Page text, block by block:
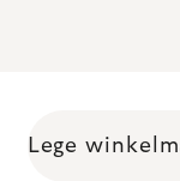
Lege